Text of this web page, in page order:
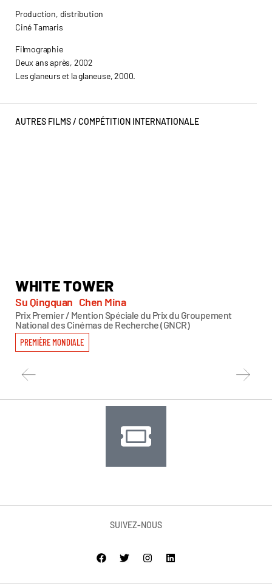
Production, distribution
Ciné Tamaris
Filmographie
Deux ans après, 2002
Les glaneurs et la glaneuse, 2000.
AUTRES FILMS / COMPÉTITION INTERNATIONALE
WHITE TOWER
Su Qingquan Chen Mina
Prix Premier / Mention Spéciale du Prix du Groupement
National des Cinémas de Recherche (GNCR)
PREMIÈRE MONDIALE
SUIVEZ-NOUS